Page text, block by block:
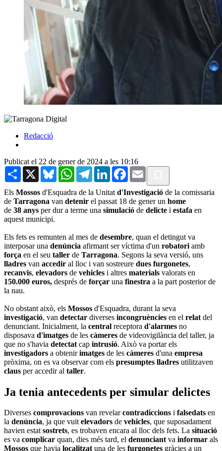
Redacció
Publicat el 22 de gener de 2024 a les 10:16
Share X BlueskyWhatsAppTelegramLinkedInFacebook
Email
Els Mossos d'Esquadra de la Unitat d'Investigació de la comissaria
de Tarragona van detenir el passat 18 de gener un home
de 38 anys per dur a terme una simulació de delicte i estafa en
aquest municipi.
Els fets es remunten al mes de desembre, quan el detingut va
interposar una denúncia afirmant ser víctima d'un robatori amb
força en el seu taller de Tarragona. Segons la seva versió, uns
lladres van accedir al lloc i van sostreure dues furgonetes,
recanvis, elevadors de vehicles i altres materials valorats en
150.000 euros, després de forçar una finestra a la part posterior de
la nau.
No obstant això, els Mossos d'Esquadra, durant la seva
investigació, van detectar diverses incongruències en el relat del
denunciant. Inicialment, la central receptora d'alarmes no
disposava d'imatges de les càmeres de videovigilància del taller, ja
que no s'havia detectat cap intrusió. Això va portar els
investigadors a obtenirimatges de les càmeres d'una empresa
pròxima, on es va observar com els presumptes lladres utilitzaven
claus per accedir al taller.
Ja tenia antecedents per simular delictes
Diverses comprovacions van revelarcontradiccions i falsedats en
la denúncia, ja que vuitelevadors de vehicles, que suposadament
havien estatsostrets, es trobaven encara al lloc dels fets. La situació
es va complicar quan, dies més tard, el denunciantva informar als
Mossos que havia localitzatuna de les furgonetes gràcies a un